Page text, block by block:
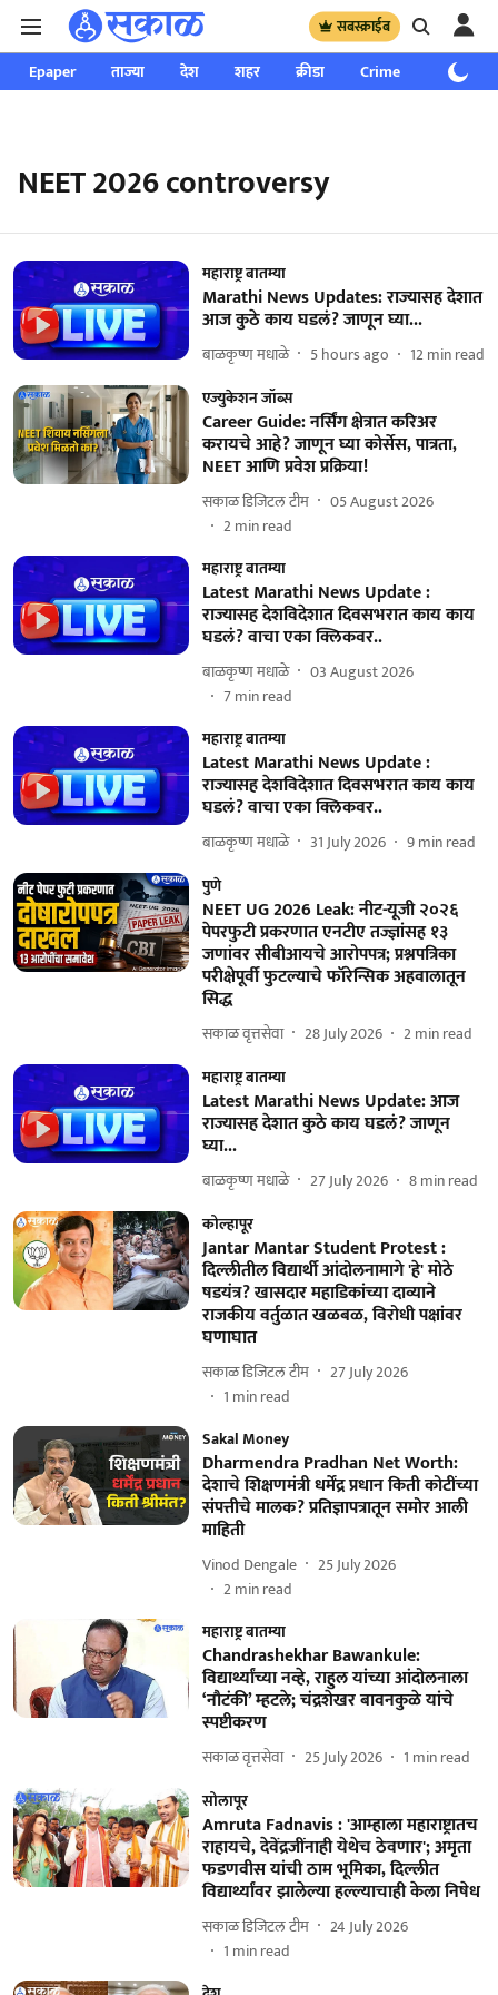
सबस्क्राईब
Epaper ताज्या देश शहर क्रीडा Crime साप्ताहिक
NEET 2026 controversy
महाराष्ट्र बातम्या
Marathi News Updates: राज्यासह देशात
आज कुठे काय घडलं? जाणून घ्या...
बाळकृष्ण मधाळे 5 hours ago 12min read
एज्युकेशन जॉब्स
Career Guide: नर्सिंग क्षेत्रात करिअर
करायचे आहे? जाणून घ्या कोर्सेस, पात्रता,
NEET आणि प्रवेश प्रक्रिया!
सकाळ डिजिटल टीम
05 August 2026
2min read
महाराष्ट्र बातम्या
Latest Marathi News Update :
राज्यासह देशविदेशात दिवसभरात काय काय
घडलं? वाचा एका क्लिकवर..
बाळकृष्ण मधाळे
03 August 2026
7min read
महाराष्ट्र बातम्या
Latest Marathi News Update :
राज्यासह देशविदेशात दिवसभरात काय काय
घडलं? वाचा एका क्लिकवर..
बाळकृष्ण मधाळे 31 July 2026 9min read
पुणे
NEET UG 2026 Leak: नीट-यूजी २०२६
पेपरफुटी प्रकरणात एनटीए तज्ज्ञांसह १३
जणांवर सीबीआयचे आरोपपत्र; प्रश्नपत्रिका
परीक्षेपूर्वी फुटल्याचे फॉरेन्सिक अहवालातून
सिद्ध
सकाळ वृत्तसेवा 28 July 2026 2min read
महाराष्ट्र बातम्या
Latest Marathi News Update: आज
राज्यासह देशात कुठे काय घडलं? जाणून
घ्या...
बाळकृष्ण मधाळे 27 July 2026 8min read
कोल्हापूर
Jantar Mantar Student Protest :
दिल्लीतील विद्यार्थी आंदोलनामागे 'हे' मोठे
षडयंत्र? खासदार महाडिकांच्या दाव्याने
राजकीय वर्तुळात खळबळ, विरोधी पक्षांवर
घणाघात
सकाळ डिजिटल टीम
27 July 2026
1 min read
Sakal Money
Dharmendra Pradhan Net Worth:
देशाचे शिक्षणमंत्री धर्मेंद्र प्रधान किती कोटींच्या
संपत्तीचे मालक? प्रतिज्ञापत्रातून समोर आली
माहिती
Vinod Dengale
25 July 2026
2min read
महाराष्ट्र बातम्या
Chandrashekhar Bawankule:
विद्यार्थ्यांच्या नव्हे, राहुल यांच्या आंदोलनाला
‘नौटंकी’ म्हटले; चंद्रशेखर बावनकुळे यांचे
स्पष्टीकरण
सकाळ वृत्तसेवा 25 July 2026 1 min read
सोलापूर
Amruta Fadnavis : 'आम्हाला महाराष्ट्रातच
राहायचे, देवेंद्रजींनाही येथेच ठेवणार'; अमृता
फडणवीस यांची ठाम भूमिका, दिल्लीत
विद्यार्थ्यांवर झालेल्या हल्ल्याचाही केला निषेध
सकाळ डिजिटल टीम
24 July 2026
1 min read